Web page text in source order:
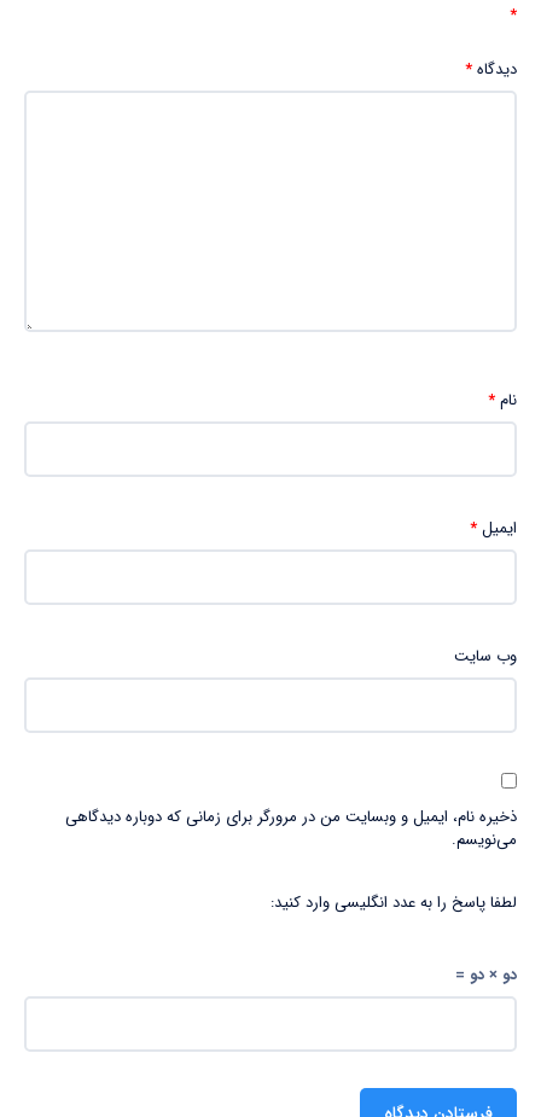
*
دیدگاه*
نام*
ایمیل*
وب‌ سایت
ذخیره نام، ایمیل و وبسایت من در مرورگر برای زمانی که دوباره دیدگاهی
می‌نویسم.
لطفا پاسخ را به عدد انگلیسی وارد کنید:
دو × دو =